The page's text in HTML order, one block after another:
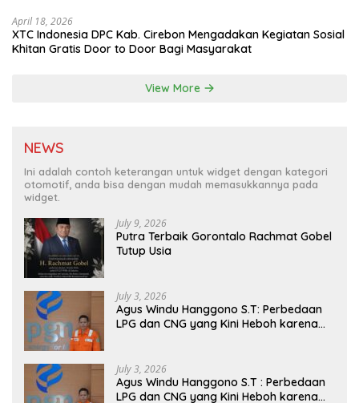
April 18, 2026
XTC Indonesia DPC Kab. Cirebon Mengadakan Kegiatan Sosial
Khitan Gratis Door to Door Bagi Masyarakat
View More
NEWS
Ini adalah contoh keterangan untuk widget dengan kategori
otomotif, anda bisa dengan mudah memasukkannya pada
widget.
July 9, 2026
Putra Terbaik Gorontalo Rachmat Gobel
Tutup Usia
July 3, 2026
Agus Windu Hanggono S.T: Perbedaan
LPG dan CNG yang Kini Heboh karena
July 3, 2026
Agus Windu Hanggono S.T : Perbedaan
LPG dan CNG yang Kini Heboh karena